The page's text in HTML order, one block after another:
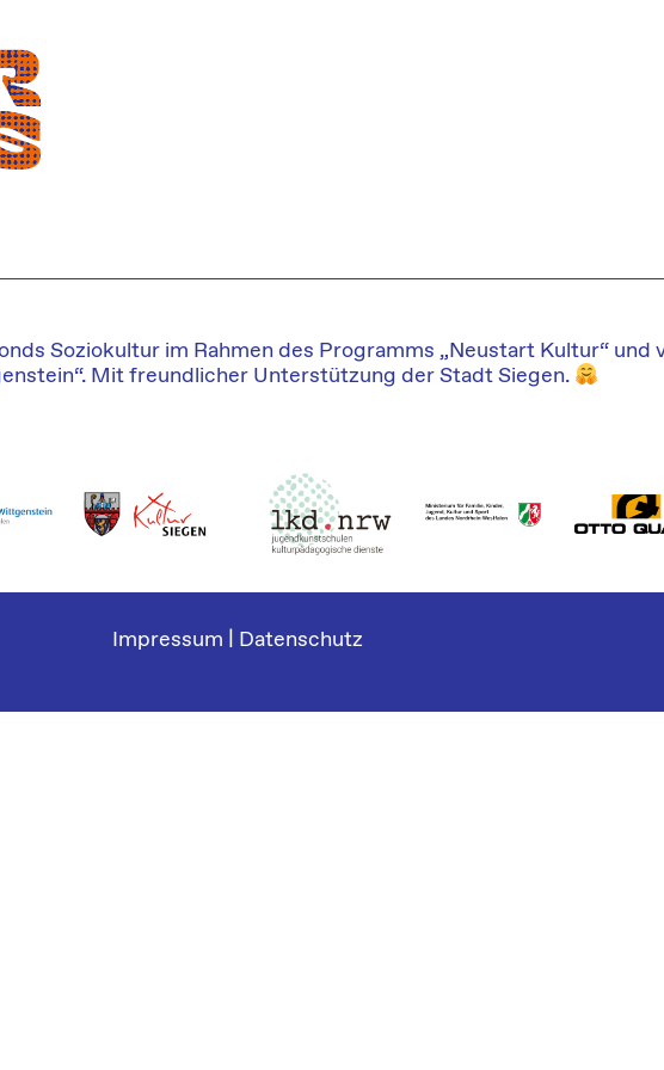
Soziokultur im Rahmen des Programms „Neustart Kultur“ und
Mit freundlicher Unterstützung der Stadt Siegen.
Impressum | Datenschutz